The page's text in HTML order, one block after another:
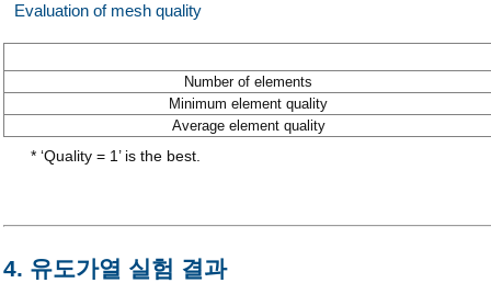
Evaluation of mesh quality
Number of elements
Minimum element quality
Average element quality
* ‘Quality = 1’ is the best.
4. 유도가열 실험 결과